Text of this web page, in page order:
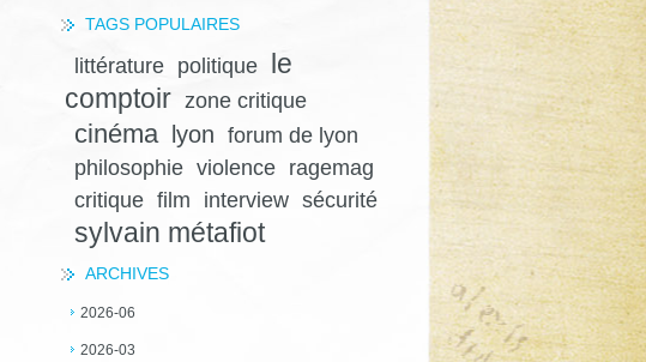
TAGS POPULAIRES
littérature politique
le
comptoir zone critique
cinéma lyon forum de lyon
philosophie violence
ragemag
critique film interview sécurité
sylvain métafiot
ARCHIVES
2026-06
2026-03